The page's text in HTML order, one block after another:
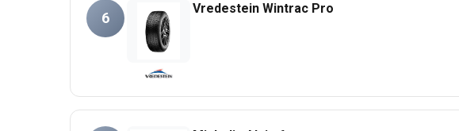
6
Vredestein Wintrac Pro